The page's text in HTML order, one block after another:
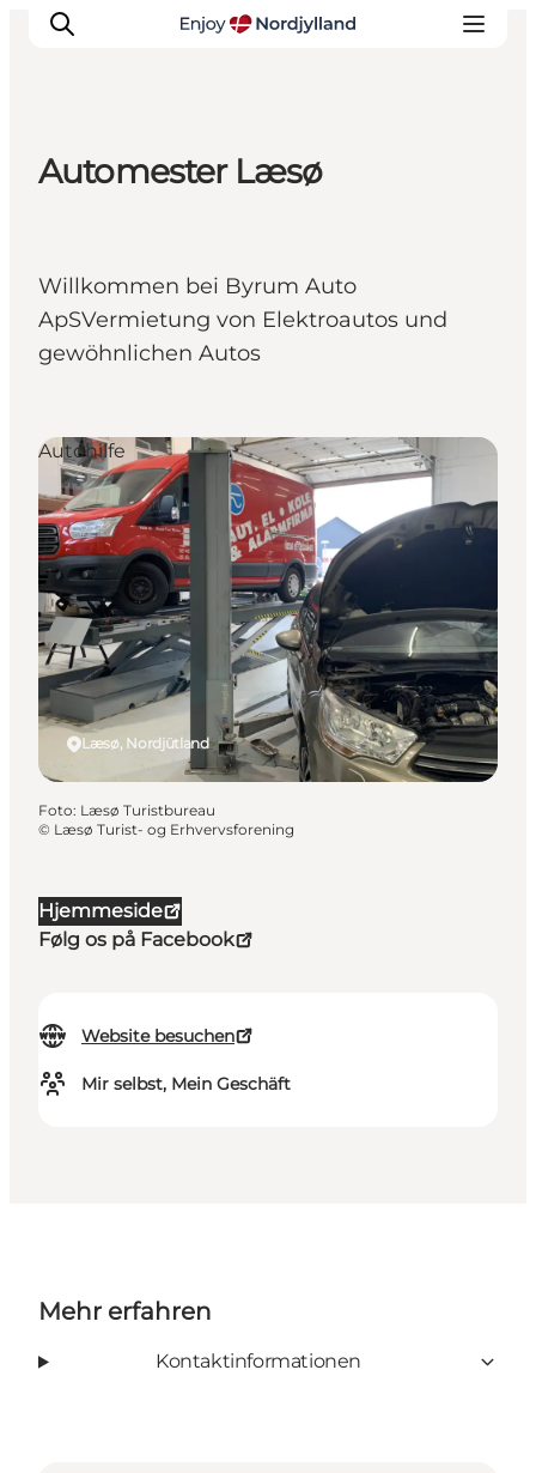
Destinationen
Guides
Veranstaltungen
Für Kinder
Automester Læsø
Willkommen bei Byrum Auto
ApSVermietung von Elektroautos und
gewöhnlichen Autos
Hjemmeside
Følg os på Facebook
Website besuchen
Mir selbst, Mein Geschäft
Læsø, Nordjütland
Autohilfe
Foto: Læsø Turistbureau
© Læsø Turist- og Erhvervsforening
Mehr erfahren
Kontaktinformationen